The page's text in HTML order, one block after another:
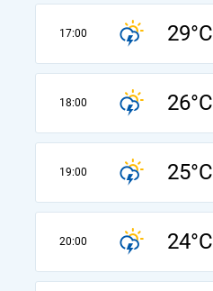
17:00 29°C
18:00 26°C
19:00 25°C
20:00 24°C